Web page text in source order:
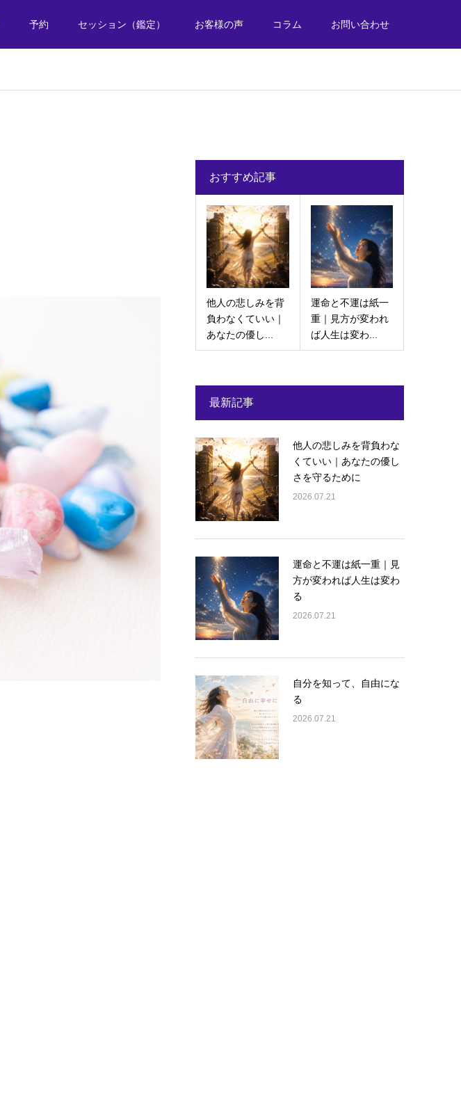
予約 セッション（鑑定） お客様の声 コラム お問い合わせ
おすすめ記事
他人の悲しみを背
負わなくていい｜
あなたの優し...
運命と不運は紙一
重｜見方が変われ
ば人生は変わ...
最新記事
他人の悲しみを背負わな
くていい｜あなたの優し
さを守るために
2026.07.21
運命と不運は紙一重｜見
方が変われば人生は変わ
る
2026.07.21
自分を知って、自由にな
る
2026.07.21